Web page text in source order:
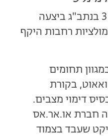
במסגרת הקמת טרמינל 3 בנתב"ג ביצעה
רחבות היקף
תחומים
בקורת
דימוי מצבים.
חברת או.אר.אס
שעבד בצמוד